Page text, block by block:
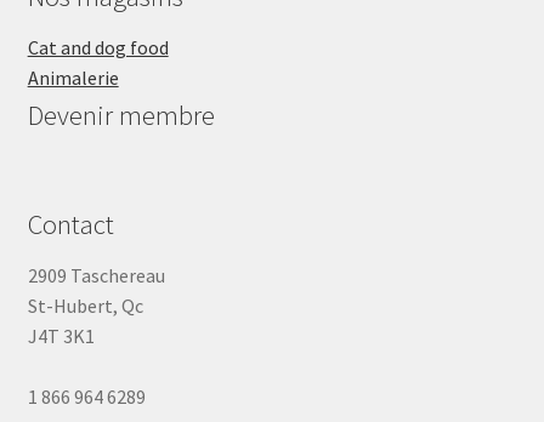
Cat and dog food
Animalerie
Devenir membre
Contact
2909 Taschereau
St-Hubert, Qc
J4T 3K1
1 866 964 6289